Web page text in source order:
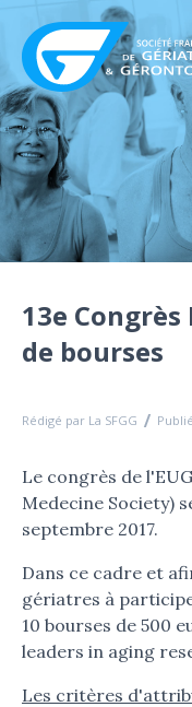
13e Congrès
de bourses
Rédigé par La SFGG
Le congrès de
Medecine Society)
septembre 2017.
Dans ce cadre et
gériatres à
10 bourses de 500
leaders in aging
Les critères